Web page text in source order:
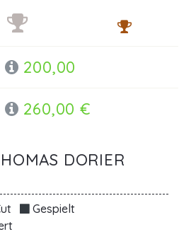
200,00
260,00 €
DORIER
Gespielt